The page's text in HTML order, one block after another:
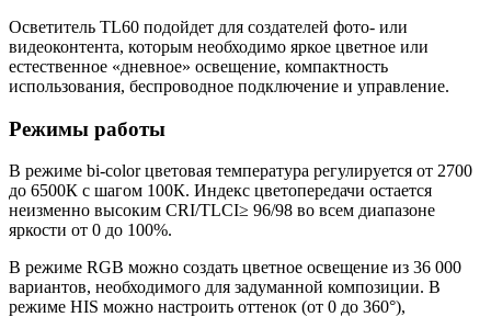
Осветитель TL60 подойдет для создателей фото- или
видеоконтента, которым необходимо яркое цветное или
естественное «дневное» освещение, компактность
использования, беспроводное подключение и управление.
Режимы работы
В режиме bi-color цветовая температура регулируется от 2700
до 6500К с шагом 100К. Индекс цветопередачи остается
неизменно высоким CRI/TLCI≥ 96/98 во всем диапазоне
яркости от 0 до 100%.
В режиме RGB можно создать цветное освещение из 36 000
вариантов, необходимого для задуманной композиции. В
режиме HIS можно настроить оттенок (от 0 до 360°),